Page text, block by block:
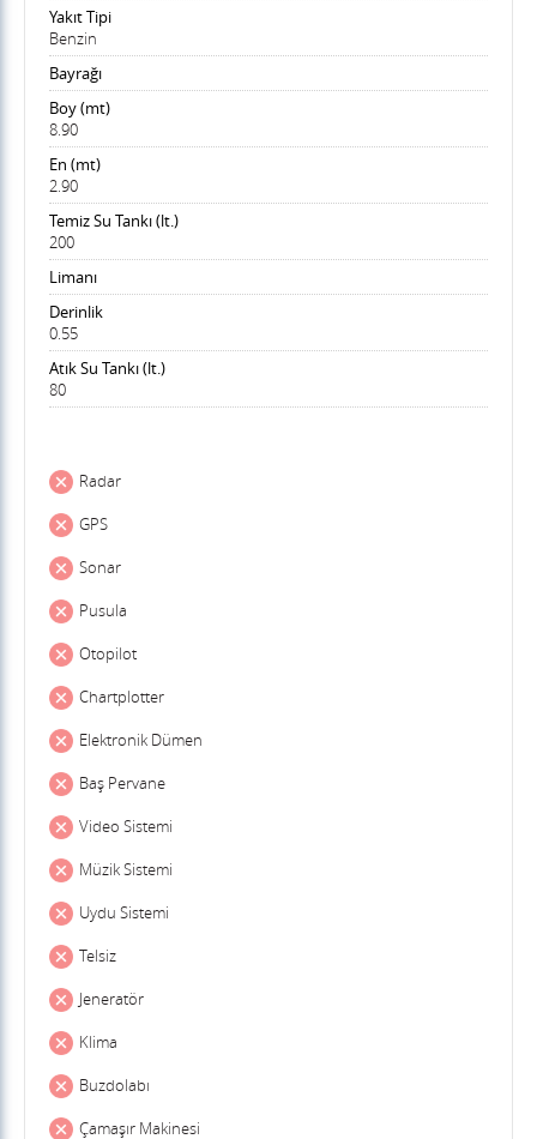
Yakıt Tipi
Benzin
Bayrağı
Boy (mt)
8.90
En (mt)
2.90
Temiz Su Tankı (lt.)
200
Limanı
Derinlik
0.55
Atık Su Tankı (lt.)
80
Radar
GPS
Sonar
Pusula
Otopilot
Chartplotter
Elektronik Dümen
Baş Pervane
Video Sistemi
Müzik Sistemi
Uydu Sistemi
Telsiz
Jeneratör
Klima
Buzdolabı
Çamaşır Makinesi